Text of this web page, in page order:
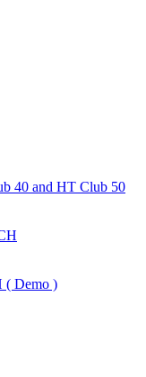
40 and HT Club 50
Demo )